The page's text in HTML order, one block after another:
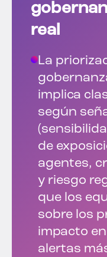
real
La
implica
según
de
agentes,
y riesgo
que los
sobre los
impacto
alertas